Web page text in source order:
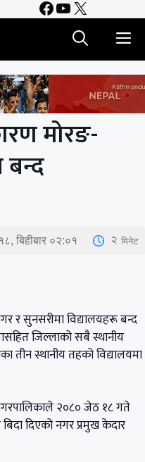
Facebook
YouTube
X
मोरङ-
बन्द
बिहीबार ०२:०१ 2 मिनेट
र सुनसरीमा विद्यालयहरू बन्द
जिल्लाको सबै स्थानीय
तीन स्थानीय तहको विद्यालयमा
२०८० जेठ १८ गते
दिएको नगर प्रमुख केदार